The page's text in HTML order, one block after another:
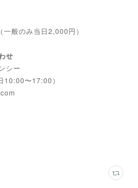
のみ当日2,000円）
せ
シー
〜17:00）